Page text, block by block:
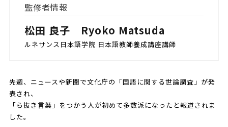
監修者情報
松田 良子 Ryoko Matsuda
ルネサンス日本語学院 日本語教師養成講座講師
先週、ニュースや新聞で文化庁の「国語に関する世論調査」が発
表され、
「ら抜き言葉」をつかう人が初めて多数派になったと報道されま
した。